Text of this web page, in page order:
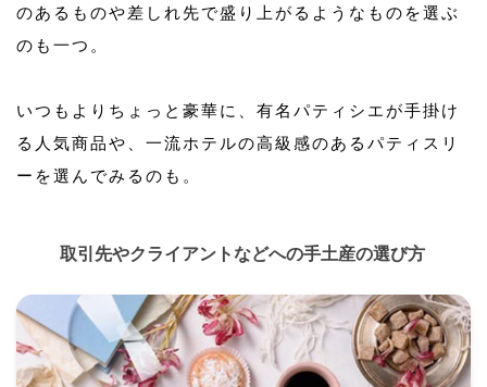
のあるものや差しれ先で盛り上がるようなものを選ぶ
のも一つ。
いつもよりちょっと豪華に、有名パティシエが手掛け
る人気商品や、一流ホテルの高級感のあるパティスリ
ーを選んでみるのも。
取引先やクライアントなどへの手土産の選び方